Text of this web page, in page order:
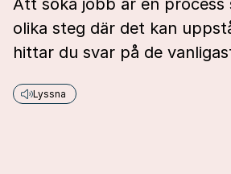
Att söka jobb är en process
olika steg där det kan
hittar du svar på de
Lyssna